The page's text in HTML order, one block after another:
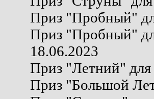
Приз "Пробный"
Приз "Пробный"
18.06.2023
Приз "Летний" для
Приз "Большой